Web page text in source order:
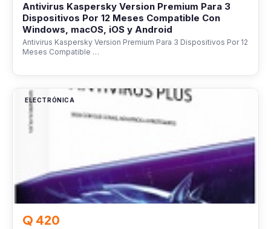
Antivirus Kaspersky Version Premium Para 3
Dispositivos Por 12 Meses Compatible Con
Windows, macOS, iOS y Android
Antivirus Kaspersky Version Premium Para 3 Dispositivos Por 12
Meses Compatible …
ELECTRÓNICA
Q 420